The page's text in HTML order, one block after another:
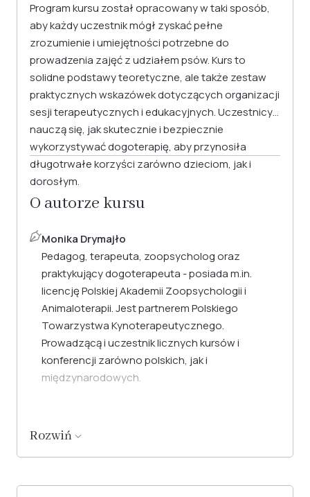
Program kursu został opracowany w taki sposób,
aby każdy uczestnik mógł zyskać pełne
zrozumienie i umiejętności potrzebne do
prowadzenia zajęć z udziałem psów. Kurs to
solidne podstawy teoretyczne, ale także zestaw
praktycznych wskazówek dotyczących organizacji
sesji terapeutycznych i edukacyjnych. Uczestnicy
nauczą się, jak skutecznie i bezpiecznie
wykorzystywać dogoterapię, aby przynosiła
długotrwałe korzyści zarówno dzieciom, jak i
dorosłym.
O autorze kursu
Monika Drymajło
Pedagog, terapeuta, zoopsycholog oraz
praktykujący dogoterapeuta - posiada m.in.
licencję Polskiej Akademii Zoopsychologii i
Animaloterapii. Jest partnerem Polskiego
Towarzystwa Kynoterapeutycznego.
Prowadzącą i uczestnik licznych kursów i
konferencji zarówno polskich, jak i
międzynarodowych.
Rozwiń